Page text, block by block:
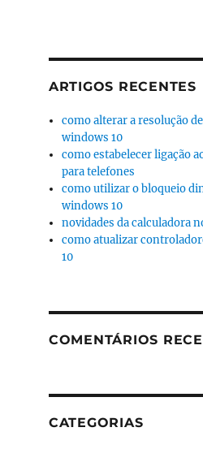
ARTIGOS RECENTES
como alterar a resolução
windows 10
como estabelecer ligação
para telefones
como utilizar o bloqueio
windows 10
novidades da calculadora
como atualizar
10
COMENTÁRIOS
CATEGORIAS